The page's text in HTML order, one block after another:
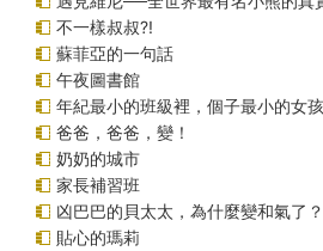
不一樣叔叔?!
蘇菲亞的一句話
午夜圖書館
年紀最小的班級裡，個子最小的女
爸爸，爸爸，變！
奶奶的城市
家長補習班
凶巴巴的貝太太，為什麼變和氣了？
貼心的瑪莉